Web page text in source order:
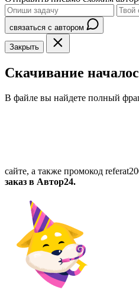
связаться с автором
Закрыть
Скачивание
В файле вы найдете полный
сайте, а также промокод
заказ в Автор24.